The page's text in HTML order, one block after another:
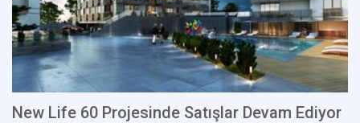
New Life 60 Projesinde Satışlar Devam Ediyor